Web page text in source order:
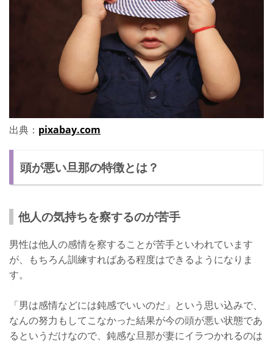
出典： pixabay.com
頭が悪い旦那の特徴とは？
他人の気持ちを察するのが苦手
男性は他人の感情を察することが苦手といわれています
が、もちろん訓練すればある程度はできるようになりま
す。
「男は感情などには鈍感でいいのだ」という思い込みで、
なんの努力もしてこなかった結果が今の頭が悪い状態であ
るというだけなので、鈍感な旦那が妻にイラつかれるのは